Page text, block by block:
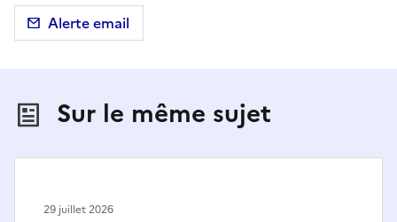
Alerte email
Sur le même sujet
29 juillet 2026